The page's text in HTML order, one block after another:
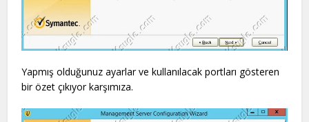
Yapmış olduğunuz ayarlar ve kullanılacak portları gösteren
bir özet çıkıyor karşımıza.